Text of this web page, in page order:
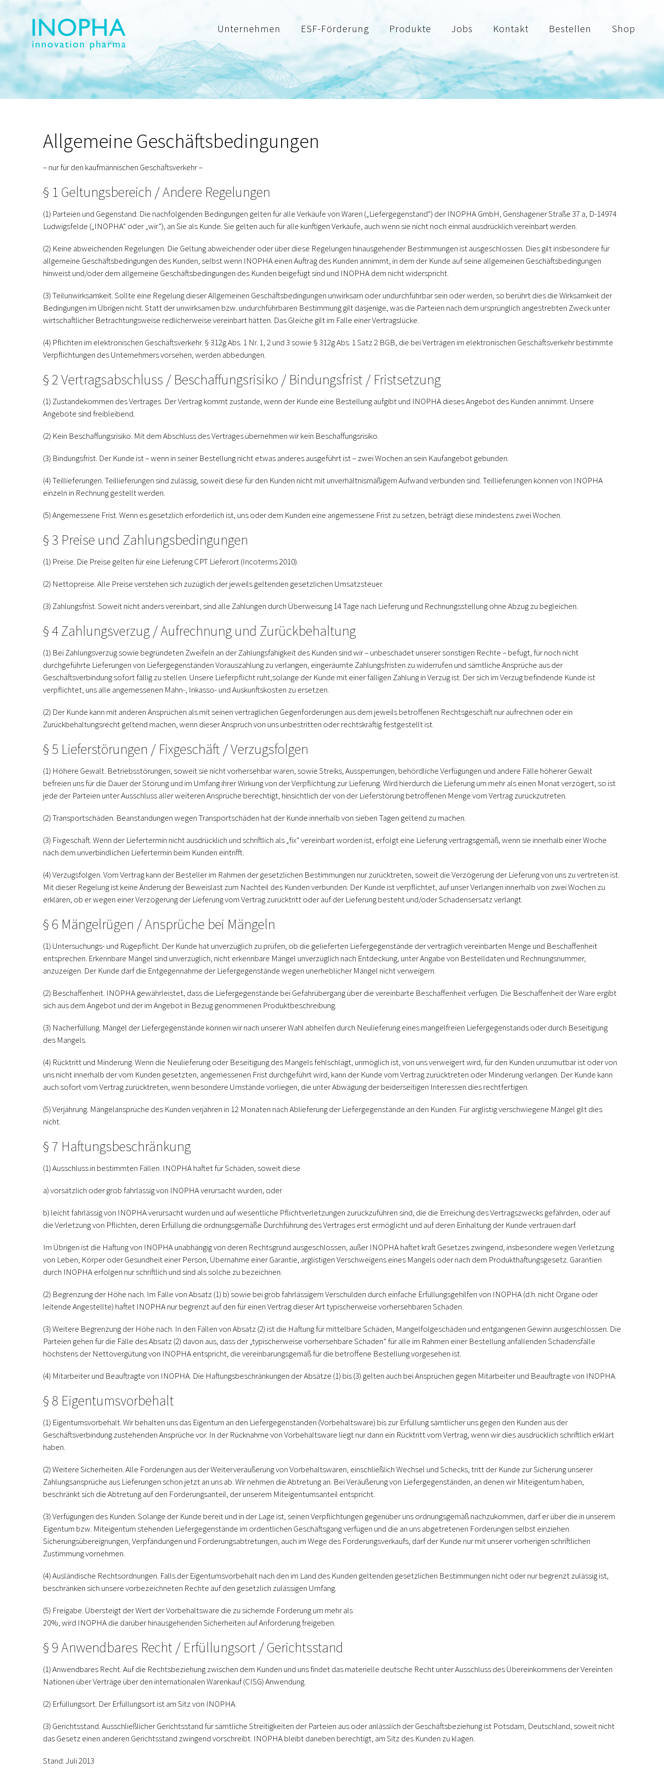
content
Unternehmen ESF-Förderung Produkte Jobs Kontakt Bestellen Shop
Allgemeine Geschäftsbedingungen
– nur für den kaufmännischen Geschäftsverkehr –
§ 1 Geltungsbereich / Andere Regelungen
(1) Parteien und Gegenstand. Die nachfolgenden Bedingungen gelten für alle Verkäufe von Waren („Liefergegenstand“) der INOPHA GmbH, Genshagener Straße 37 a, D-14974
Ludwigsfelde („INOPHA“ oder „wir“), an Sie als Kunde. Sie gelten auch für alle künftigen Verkäufe, auch wenn sie nicht noch einmal ausdrücklich vereinbart werden.
(2) Keine abweichenden Regelungen. Die Geltung abweichender oder über diese Regelungen hinausgehender Bestimmungen ist ausgeschlossen. Dies gilt insbesondere für
allgemeine Geschäftsbedingungen des Kunden, selbst wenn INOPHA einen Auftrag des Kunden annimmt, in dem der Kunde auf seine allgemeinen Geschäftsbedingungen
hinweist und/oder dem allgemeine Geschäftsbedingungen des Kunden beigefügt sind und INOPHA dem nicht widerspricht.
(3) Teilunwirksamkeit.Sollte eine Regelung dieser Allgemeinen Geschäftsbedingungen unwirksam oder undurchführbar sein oder werden, so berührt dies die Wirksamkeit der
Bedingungen im Übrigen nicht. Statt der unwirksamen bzw. undurchführbaren Bestimmung gilt dasjenige, was die Parteien nach dem ursprünglich angestrebten Zweck unter
wirtschaftlicher Betrachtungsweise redlicherweise vereinbart hätten. Das Gleiche gilt im Falle einer Vertragslücke.
(4) Pflichten im elektronischen Geschäftsverkehr. § 312g Abs. 1 Nr. 1, 2 und 3 sowie § 312g Abs. 1 Satz 2 BGB, die bei Verträgen im elektronischen Geschäftsverkehr bestimmte
Verpflichtungen des Unternehmers vorsehen, werden abbedungen.
§ 2 Vertragsabschluss / Beschaffungsrisiko / Bindungsfrist / Fristsetzung
(1) Zustandekommen des Vertrages. Der Vertrag kommt zustande, wenn der Kunde eine Bestellung aufgibt und INOPHA dieses Angebot des Kunden annimmt. Unsere
Angebote sind freibleibend.
(2) Kein Beschaffungsrisiko. Mit dem Abschluss des Vertrages übernehmen wir kein Beschaffungsrisiko.
(3) Bindungsfrist. Der Kunde ist – wenn in seiner Bestellung nicht etwas anderes ausgeführt ist – zwei Wochen an sein Kaufangebot gebunden.
(4) Teillieferungen.Teillieferungen sind zulässig, soweit diese für den Kunden nicht mit unverhältnismäßigem Aufwand verbunden sind. Teillieferungen können von INOPHA
einzeln in Rechnung gestellt werden.
(5) Angemessene Frist.Wenn es gesetzlich erforderlich ist, uns oder dem Kunden eine angemessene Frist zu setzen, beträgt diese mindestens zwei Wochen.
§ 3 Preise und Zahlungsbedingungen
(1) Preise. Die Preise gelten für eine Lieferung CPT Lieferort (Incoterms 2010).
(2) Nettopreise.Alle Preise verstehen sich zuzüglich der jeweils geltenden gesetzlichen Umsatzsteuer.
(3) Zahlungsfrist.Soweit nicht anders vereinbart, sind alle Zahlungen durch Überweisung 14 Tage nach Lieferung und Rechnungsstellung ohne Abzug zu begleichen.
§ 4 Zahlungsverzug / Aufrechnung und Zurückbehaltung
(1) Bei Zahlungsverzug sowie begründeten Zweifeln an der Zahlungsfähigkeit des Kunden sind wir – unbeschadet unserer sonstigen Rechte – befugt, für noch nicht
durchgeführte Lieferungen von Liefergegenständen Vorauszahlung zu verlangen, eingeräumte Zahlungsfristen zu widerrufen und sämtliche Ansprüche aus der
Geschäftsverbindung sofort fällig zu stellen. Unsere Lieferpflicht ruht,solange der Kunde mit einer fälligen Zahlung in Verzug ist. Der sich im Verzug befindende Kunde ist
verpflichtet, uns alle angemessenen Mahn-, Inkasso- und Auskunftskosten zu ersetzen.
(2) Der Kunde kann mit anderen Ansprüchen als mit seinen vertraglichen Gegenforderungen aus dem jeweils betroffenen Rechtsgeschäft nur aufrechnen oder ein
Zurückbehaltungsrecht geltend machen, wenn dieser Anspruch von uns unbestritten oder rechtskräftig festgestellt ist.
§ 5 Lieferstörungen / Fixgeschäft / Verzugsfolgen
(1) Höhere Gewalt. Betriebsstörungen, soweit sie nicht vorhersehbar waren, sowie Streiks, Aussperrungen, behördliche Verfügungen und andere Fälle höherer Gewalt
befreien uns für die Dauer der Störung und im Umfang ihrer Wirkung von der Verpflichtung zur Lieferung. Wird hierdurch die Lieferung um mehr als einen Monat verzögert, so ist
jede der Parteien unter Ausschluss aller weiteren Ansprüche berechtigt, hinsichtlich der von der Lieferstörung betroffenen Menge vom Vertrag zurückzutreten.
(2) Transportschäden. Beanstandungen wegen Transportschäden hat der Kunde innerhalb von sieben Tagen geltend zu machen.
(3) Fixgeschäft.Wenn der Liefertermin nicht ausdrücklich und schriftlich als „fix“ vereinbart worden ist, erfolgt eine Lieferung vertragsgemäß, wenn sie innerhalb einer Woche
nach dem unverbindlichen Liefertermin beim Kunden eintrifft.
(4) Verzugsfolgen.Vom Vertrag kann der Besteller im Rahmen der gesetzlichen Bestimmungen nur zurücktreten, soweit die Verzögerung der Lieferung von uns zu vertreten ist.
Mit dieser Regelung ist keine Änderung der Beweislast zum Nachteil des Kunden verbunden. Der Kunde ist verpflichtet, auf unser Verlangen innerhalb von zwei Wochen zu
erklären, ob er wegen einer Verzögerung der Lieferung vom Vertrag zurücktritt oder auf der Lieferung besteht und/oder Schadensersatz verlangt.
§ 6 Mängelrügen / Ansprüche bei Mängeln
(1) Untersuchungs- und Rügepflicht. Der Kunde hat unverzüglich zu prüfen, ob die gelieferten Liefergegenstände der vertraglich vereinbarten Menge und Beschaffenheit
entsprechen. Erkennbare Mängel sind unverzüglich, nicht erkennbare Mängel unverzüglich nach Entdeckung, unter Angabe von Bestelldaten und Rechnungsnummer,
anzuzeigen. Der Kunde darf die Entgegennahme der Liefergegenstände wegen unerheblicher Mängel nicht verweigern.
(2) Beschaffenheit. INOPHA gewährleistet, dass die Liefergegenstände bei Gefahrübergang über die vereinbarte Beschaffenheit verfügen. Die Beschaffenheit der Ware ergibt
sich aus dem Angebot und der im Angebot in Bezug genommenen Produktbeschreibung.
(3) Nacherfüllung. Mängel der Liefergegenstände können wir nach unserer Wahl abhelfen durch Neulieferung eines mangelfreien Liefergegenstands oder durch Beseitigung
des Mangels.
(4) Rücktritt und Minderung.Wenn die Neulieferung oder Beseitigung des Mangels fehlschlägt, unmöglich ist, von uns verweigert wird, für den Kunden unzumutbar ist oder von
uns nicht innerhalb der vom Kunden gesetzten, angemessenen Frist durchgeführt wird, kann der Kunde vom Vertrag zurücktreten oder Minderung verlangen. Der Kunde kann
auch sofort vom Vertrag zurücktreten, wenn besondere Umstände vorliegen, die unter Abwägung der beiderseitigen Interessen dies rechtfertigen.
(5) Verjährung. Mängelansprüche des Kunden verjähren in 12 Monaten nach Ablieferung der Liefergegenstände an den Kunden. Für arglistig verschwiegene Mängel gilt dies
nicht.
§ 7 Haftungsbeschränkung
(1) Ausschluss in bestimmten Fällen. INOPHA haftet für Schäden, soweit diese
a) vorsätzlich oder grob fahrlässig von INOPHA verursacht wurden, oder
b) leicht fahrlässig von INOPHA verursacht wurden und auf wesentliche Pflichtverletzungen zurückzuführen sind, die die Erreichung des Vertragszwecks gefährden, oder auf
die Verletzung von Pflichten, deren Erfüllung die ordnungsgemäße Durchführung des Vertrages erst ermöglicht und auf deren Einhaltung der Kunde vertrauen darf.
Im Übrigen ist die Haftung von INOPHA unabhängig von deren Rechtsgrund ausgeschlossen, außer INOPHA haftet kraft Gesetzes zwingend, insbesondere wegen Verletzung
von Leben, Körper oder Gesundheit einer Person, Übernahme einer Garantie, arglistigen Verschweigens eines Mangels oder nach dem Produkthaftungsgesetz. Garantien
durch INOPHA erfolgen nur schriftlich und sind als solche zu bezeichnen.
(2) Begrenzung der Höhe nach. Im Falle von Absatz (1) b) sowie bei grob fahrlässigem Verschulden durch einfache Erfüllungsgehilfen von INOPHA (d.h. nicht Organe oder
leitende Angestellte) haftet INOPHA nur begrenzt auf den für einen Vertrag dieser Art typischerweise vorhersehbaren Schaden.
(3) Weitere Begrenzung der Höhe nach. In den Fällen von Absatz (2) ist die Haftung für mittelbare Schäden, Mangelfolgeschäden und entgangenen Gewinn ausgeschlossen. Die
Parteien gehen für die Fälle des Absatz (2) davon aus, dass der „typischerweise vorhersehbare Schaden” für alle im Rahmen einer Bestellung anfallenden Schadensfälle
höchstens der Nettovergütung von INOPHA entspricht, die vereinbarungsgemäß für die betroffene Bestellung vorgesehen ist.
(4) Mitarbeiter und Beauftragte von INOPHA. Die Haftungsbeschränkungen der Absätze (1) bis (3) gelten auch bei Ansprüchen gegen Mitarbeiter und Beauftragte von INOPHA.
§ 8 Eigentumsvorbehalt
(1) Eigentumsvorbehalt.Wir behalten uns das Eigentum an den Liefergegenständen (Vorbehaltsware) bis zur Erfüllung sämtlicher uns gegen den Kunden aus der
Geschäftsverbindung zustehenden Ansprüche vor. In der Rücknahme von Vorbehaltsware liegt nur dann ein Rücktritt vom Vertrag, wenn wir dies ausdrücklich schriftlich erklärt
haben.
(2) Weitere Sicherheiten.Alle Forderungen aus der Weiterveräußerung von Vorbehaltswaren, einschließlich Wechsel und Schecks, tritt der Kunde zur Sicherung unserer
Zahlungsansprüche aus Lieferungen schon jetzt an uns ab. Wir nehmen die Abtretung an. Bei Veräußerung von Liefergegenständen, an denen wir Miteigentum haben,
beschränkt sich die Abtretung auf den Forderungsanteil, der unserem Miteigentumsanteil entspricht.
(3) Verfügungen des Kunden.Solange der Kunde bereit und in der Lage ist, seinen Verpflichtungen gegenüber uns ordnungsgemäß nachzukommen, darf er über die in unserem
Eigentum bzw. Miteigentum stehenden Liefergegenstände im ordentlichen Geschäftsgang verfügen und die an uns abgetretenen Forderungen selbst einziehen.
Sicherungsübereignungen, Verpfändungen und Forderungsabtretungen, auch im Wege des Forderungsverkaufs, darf der Kunde nur mit unserer vorherigen schriftlichen
Zustimmung vornehmen.
(4) Ausländische Rechtsordnungen. Falls der Eigentumsvorbehalt nach den im Land des Kunden geltenden gesetzlichen Bestimmungen nicht oder nur begrenzt zulässig ist,
beschränken sich unsere vorbezeichneten Rechte auf den gesetzlich zulässigen Umfang.
(5) Freigabe. Übersteigt der Wert der Vorbehaltsware die zu sichernde Forderung um mehr als
20%, wird INOPHA die darüber hinausgehenden Sicherheiten auf Anforderung freigeben.
§ 9 Anwendbares Recht / Erfüllungsort / Gerichtsstand
(1) Anwendbares Recht.Auf die Rechtsbeziehung zwischen dem Kunden und uns findet das materielle deutsche Recht unter Ausschluss des Übereinkommens der Vereinten
Nationen über Verträge über den internationalen Warenkauf (CISG) Anwendung.
(2) Erfüllungsort. Der Erfüllungsort ist am Sitz von INOPHA.
(3) Gerichtsstand.Ausschließlicher Gerichtsstand für sämtliche Streitigkeiten der Parteien aus oder anlässlich der Geschäftsbeziehung ist Potsdam, Deutschland, soweit nicht
das Gesetz einen anderen Gerichtsstand zwingend vorschreibt. INOPHA bleibt daneben berechtigt, am Sitz des Kunden zu klagen.
Stand: Juli 2013